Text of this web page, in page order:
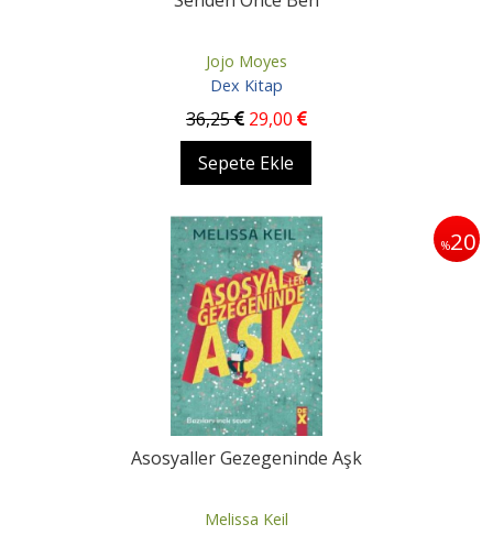
Jojo Moyes
Dex Kitap
36,25 29,00
Sepete Ekle
%20
Asosyaller Gezegeninde Aşk
Melissa Keil